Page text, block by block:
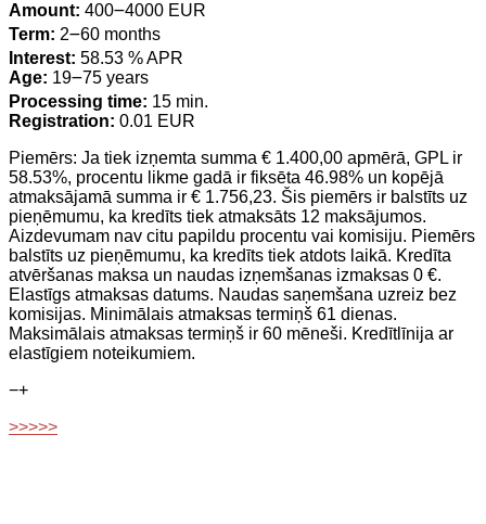
Amount: 400౼4000 EUR
Term: 2౼60 months
Interest: 58.53 % APR
Age: 19౼75 years
Processing time: 15 min.
Registration: 0.01 EUR
Piemērs: Ja tiek izņemta summa € 1.400,00 apmērā, GPL ir
58.53%, procentu likme gadā ir fiksēta 46.98% un kopējā
atmaksājamā summa ir € 1.756,23. Šis piemērs ir balstīts uz
pieņēmumu, ka kredīts tiek atmaksāts 12 maksājumos.
Aizdevumam nav citu papildu procentu vai komisiju. Piemērs
balstīts uz pieņēmumu, ka kredīts tiek atdots laikā. Kredīta
atvēršanas maksa un naudas izņemšanas izmaksas 0 €.
Elastīgs atmaksas datums. Naudas saņemšana uzreiz bez
komisijas. Minimālais atmaksas termiņš 61 dienas.
Maksimālais atmaksas termiņš ir 60 mēneši. Kredītlīnija ar
elastīgiem noteikumiem.
−+
>>>>>